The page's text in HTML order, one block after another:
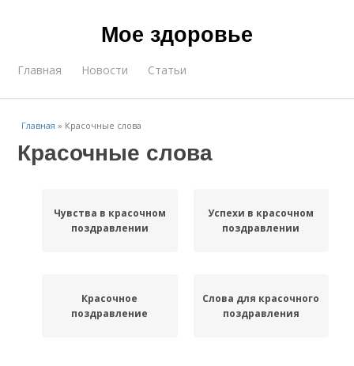
Мое здоровье
Главная Новости Статьи
Главная » Красочные слова
Красочные слова
Чувства в красочном
поздравлении
Успехи в красочном
поздравлении
Красочное
поздравление
Слова для красочного
поздравления